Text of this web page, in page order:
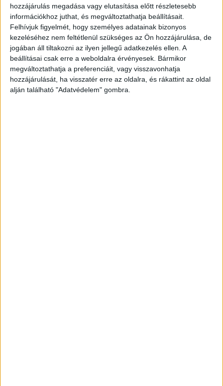
hozzájárulás megadása vagy elutasítása előtt részletesebb
információkhoz juthat, és megváltoztathatja beállításait.
Felhívjuk figyelmét, hogy személyes adatainak bizonyos
kezeléséhez nem feltétlenül szükséges az Ön hozzájárulása, de
jogában áll tiltakozni az ilyen jellegű adatkezelés ellen. A
beállításai csak erre a weboldalra érvényesek. Bármikor
megváltoztathatja a preferenciáit, vagy visszavonhatja
hozzájárulását, ha visszatér erre az oldalra, és rákattint az oldal
alján található "Adatvédelem" gombra.
műsorvezetője párkapcsolatáról is beszélt. Azt
mondta, hogy Járai Kírával először bő másfél
évtizede voltak hűtlenek egymáshoz.A
BudaPestkörnyeke.hu legfrissebb híreit ide
kattintva éred el.